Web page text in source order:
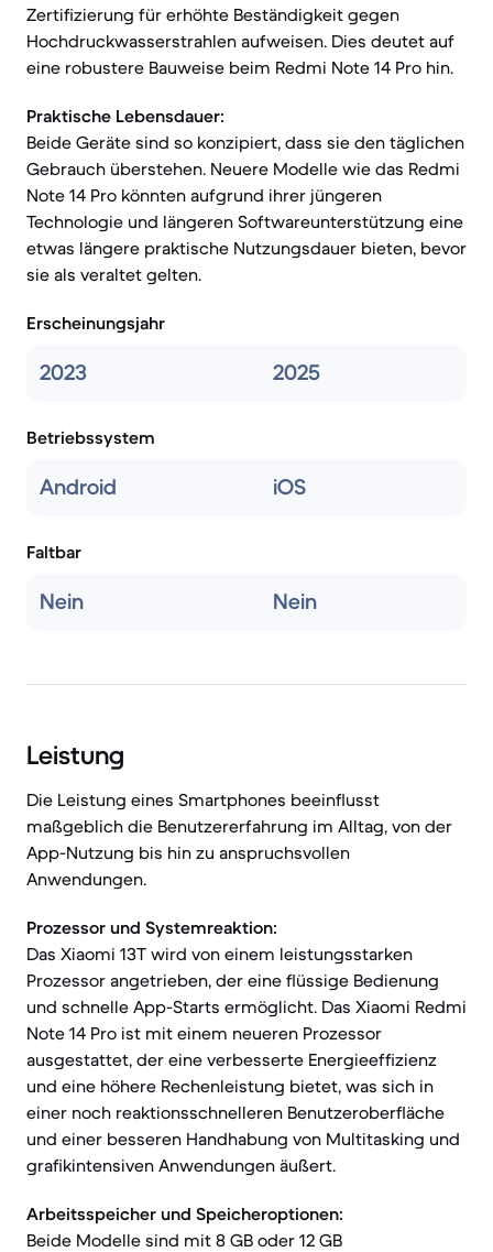
Zertifizierung für erhöhte Beständigkeit gegen
Hochdruckwasserstrahlen aufweisen. Dies deutet auf
eine robustere Bauweise beim Redmi Note 14 Pro hin.
Praktische Lebensdauer:
Beide Geräte sind so konzipiert, dass sie den täglichen
Gebrauch überstehen. Neuere Modelle wie das Redmi
Note 14 Pro könnten aufgrund ihrer jüngeren
Technologie und längeren Softwareunterstützung eine
etwas längere praktische Nutzungsdauer bieten, bevor
sie als veraltet gelten.
Erscheinungsjahr
2023 2025
Betriebssystem
Android iOS
Faltbar
Nein Nein
Leistung
Die Leistung eines Smartphones beeinflusst
maßgeblich die Benutzererfahrung im Alltag, von der
App-Nutzung bis hin zu anspruchsvollen
Anwendungen.
Prozessor und Systemreaktion:
Das Xiaomi 13T wird von einem leistungsstarken
Prozessor angetrieben, der eine flüssige Bedienung
und schnelle App-Starts ermöglicht. Das Xiaomi Redmi
Note 14 Pro ist mit einem neueren Prozessor
ausgestattet, der eine verbesserte Energieeffizienz
und eine höhere Rechenleistung bietet, was sich in
einer noch reaktionsschnelleren Benutzeroberfläche
und einer besseren Handhabung von Multitasking und
grafikintensiven Anwendungen äußert.
Arbeitsspeicher und Speicheroptionen:
Beide Modelle sind mit 8 GB oder 12 GB